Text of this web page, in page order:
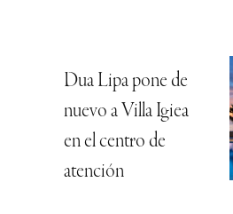
Dua Lipa pone de
nuevo a Villa Igiea
en el centro de
atención